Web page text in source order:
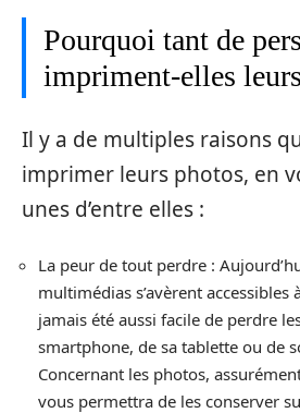
Pourquoi tant de
impriment-elles
Il y a de multiples raisons
imprimer leurs photos, en
unes d’entre elles :
La peur de tout perdre :
multimédias s’avèrent accessibles
jamais été aussi facile de perdre
smartphone, de sa tablette ou de
Concernant les photos,
vous permettra de les conserver